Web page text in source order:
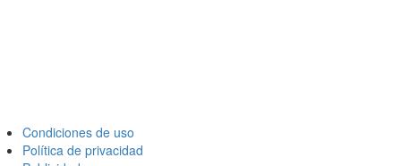
Condiciones de uso
Política de privacidad